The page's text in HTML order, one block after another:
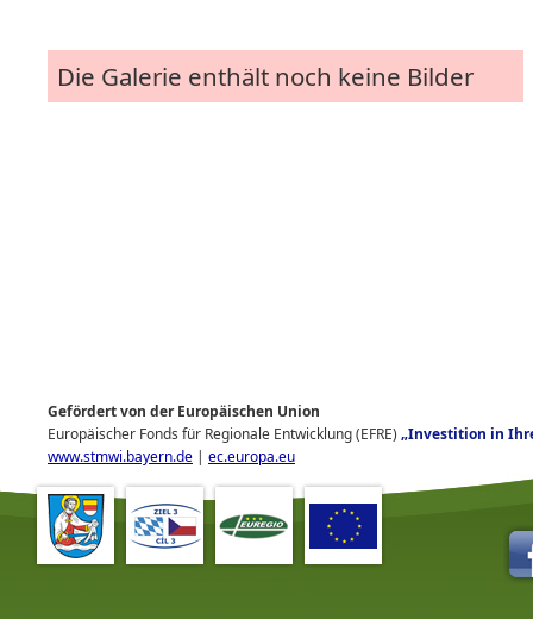
Die Galerie enthält noch keine Bilder
Gefördert von der Europäischen Union
Europäischer Fonds für Regionale Entwicklung (EFRE) „Investition in
www.stmwi.bayern.de | ec.europa.eu